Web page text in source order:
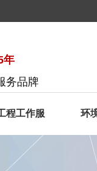
年
务品牌
程工作服 环